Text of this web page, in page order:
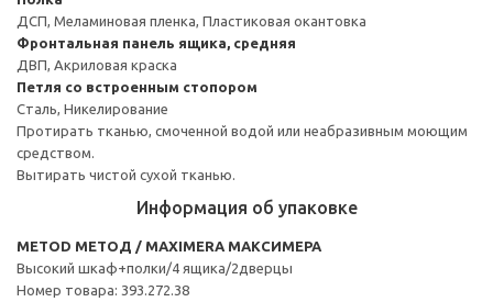
ДСП, Меламиновая пленка, Пластиковая окантовка
Фронтальная панель ящика, средняя
ДВП, Акриловая краска
Петля со встроенным стопором
Сталь, Никелирование
Протирать тканью, смоченной водой или неабразивным моющим
средством.
Вытирать чистой сухой тканью.
Информация об упаковке
METOD МЕТОД / MAXIMERA МАКСИМЕРА
Высокий шкаф+полки/4 ящика/2дверцы
Номер товара: 393.272.38